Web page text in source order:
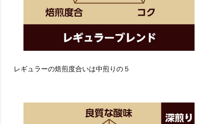
レギュラーの焙煎度合いは中煎りの５